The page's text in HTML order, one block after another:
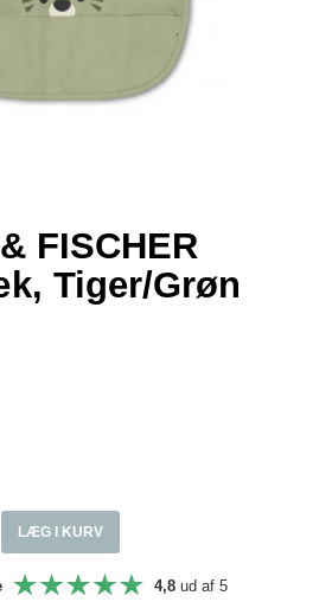
FISCHER
Tiger/Grøn
LÆG I KURV
4,8 ud af 5